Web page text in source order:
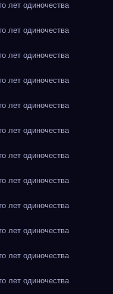
лет одиночества
лет одиночества
лет одиночества
лет одиночества
лет одиночества
лет одиночества
лет одиночества
лет одиночества
лет одиночества
лет одиночества
лет одиночества
лет одиночества